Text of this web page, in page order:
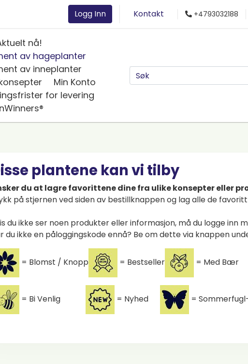
Logg Inn Kontakt +4793032188
nå!
av hageplanter
av inneplanter
Min Konto
for levering
plantene kan vi tilby
du at lagre favorittene dine fra ulike konsepter eller
på stjernen ved siden av bestillknappen og lag alle de
du ikke ser noen produkter eller informasjon, må du logge inn
du ikke en påloggingskode ennå? Be om dette via knappen
= Blomst / Knopp = Bestseller = Med Bær
= Bi Venlig = Nyhed =